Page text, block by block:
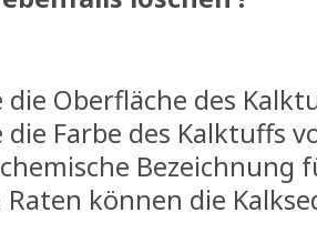
die Oberfläche des
die Farbe des Kalktuffs
Bezeichnung
können die